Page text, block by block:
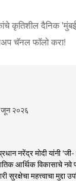
कृतिशील दैनिक
चॅनल फॉलो करा!
२०२६
नरेंद्र मोदी यांनी
आर्थिक विकासाचे नवे
सुरक्षेचा महत्त्वाचा